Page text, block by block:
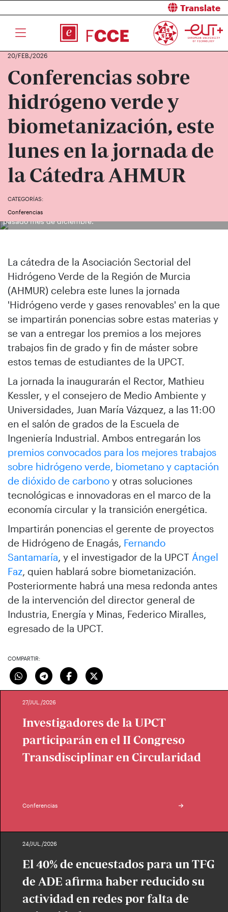
Translate
20/FEB./2026
Conferencias sobre
hidrógeno verde y
biometanización, este
lunes en la jornada de
la Cátedra AHMUR
CATEGORÍAS:
Conferencias
Fotografía de la firma de creación de la cátedra de AHMUR, el
pasado mes de diciembre.
La cátedra de la Asociación Sectorial del
Hidrógeno Verde de la Región de Murcia
(AHMUR) celebra este lunes la jornada
'Hidrógeno verde y gases renovables' en la que
se impartirán ponencias sobre estas materias y
se van a entregar los premios a los mejores
trabajos fin de grado y fin de máster sobre
estos temas de estudiantes de la UPCT.
La jornada la inaugurarán el Rector, Mathieu
Kessler, y el consejero de Medio Ambiente y
Universidades, Juan María Vázquez, a las 11:00
en el salón de grados de la Escuela de
Ingeniería Industrial. Ambos entregarán los
premios convocados para los mejores trabajos
sobre hidrógeno verde, biometano y captación
de dióxido de carbono y otras soluciones
tecnológicas e innovadoras en el marco de la
economía circular y la transición energética.
Impartirán ponencias el gerente de proyectos
de Hidrógeno de Enagás, Fernando
Santamaría, y el investigador de la UPCT Ángel
Faz, quien hablará sobre biometanización.
Posteriormente habrá una mesa redonda antes
de la intervención del director general de
Industria, Energía y Minas, Federico Miralles,
egresado de la UPCT.
COMPARTIR:
27/JUL./2026
Investigadores de la UPCT
participarán en el II Congreso
Transdisciplinar en Circularidad
Conferencias
24/JUL./2026
El 40% de encuestados para un TFG
de ADE afirma haber reducido su
actividad en redes por falta de